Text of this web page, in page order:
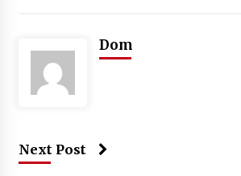
Dom
Next Post